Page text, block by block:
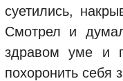
суетились,
Смотрел и
здравом уме и
похоронить себя